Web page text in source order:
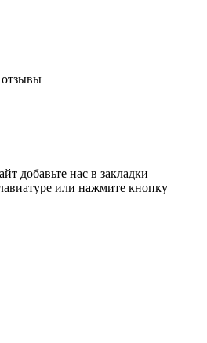
добавьте нас в закладки
или нажмите кнопку